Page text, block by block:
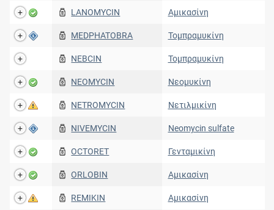
LANOMYCIN Αμικασίνη
MEDPHATOBRA Τομπραμυκίνη
NEBCIN Τομπραμυκίνη
NEOMYCIN Νεομυκίνη
NETROMYCIN Νετιλμικίνη
NIVEMYCIN Neomycin sulfate
OCTORET Γενταμικίνη
ORLOBIN Αμικασίνη
REMIKIN Αμικασίνη